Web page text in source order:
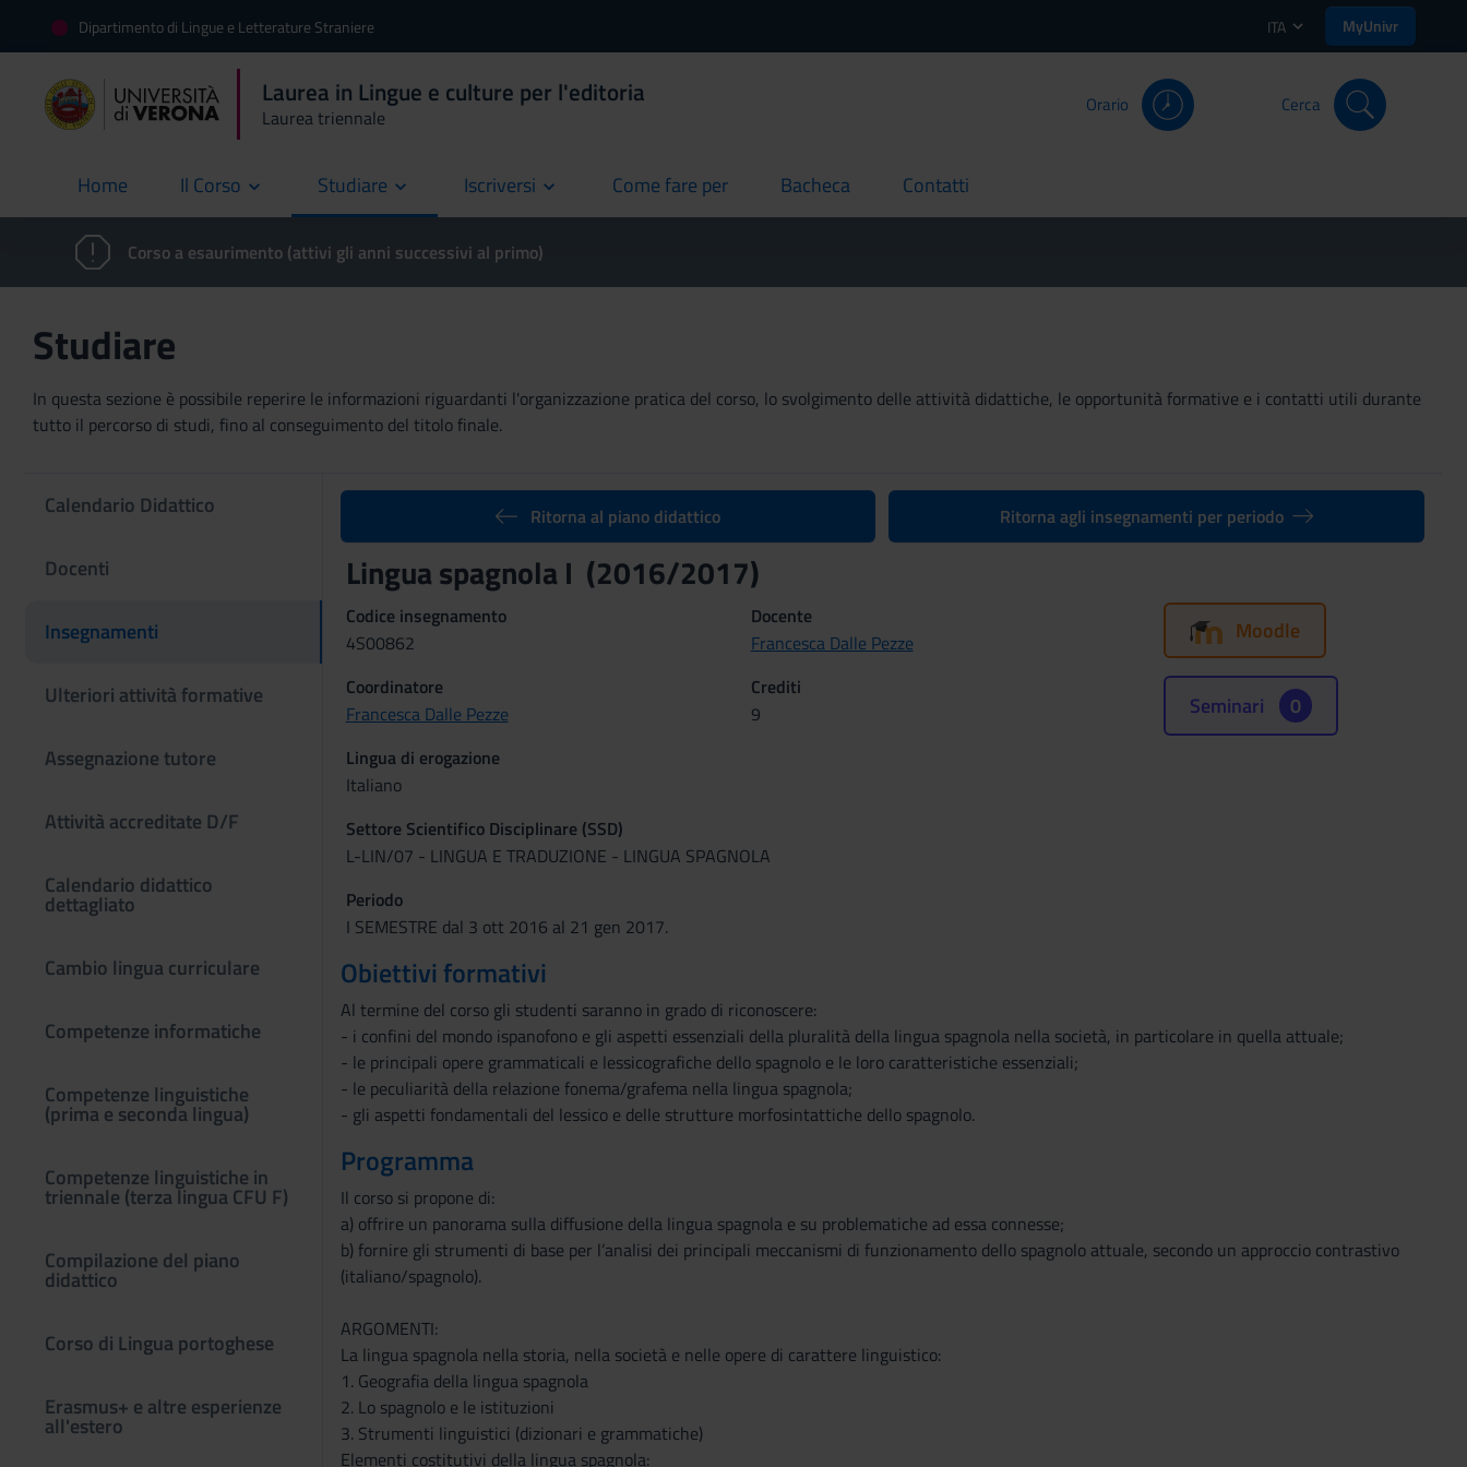
Dipartimento di Lingue e Letterature Straniere ITA MyUnivr
Laurea in Lingue e culture per l'editoria
Laurea triennale
Orario Cerca
Home
current Il Corso Studiare Iscriversi Come fare per
current Bacheca
current Contatti
current
Corso a esaurimento (attivi gli anni successivi al primo)
Studiare
In questa sezione è possibile reperire le informazioni riguardanti l'organizzazione pratica del corso, lo svolgimento delle attività didattiche, le opportunità formative e i contatti utili durante
tutto il percorso di studi, fino al conseguimento del titolo finale.
Calendario Didattico
Docenti
Insegnamenti
Ulteriori attività formative
Assegnazione tutore
Attività accreditate D/F
Calendario didattico
dettagliato
Cambio lingua curriculare
Competenze informatiche
Competenze linguistiche
(prima e seconda lingua)
Competenze linguistiche in
triennale (terza lingua CFU F)
Compilazione del piano
didattico
Corso di Lingua portoghese
Erasmus+ e altre esperienze
all'estero
Ritorna al piano didattico Ritorna agli insegnamenti per periodo
Lingua spagnola I (2016/2017)
Codice insegnamento
4S00862
Docente
Francesca Dalle Pezze
Coordinatore
Francesca Dalle Pezze
Crediti
9
Lingua di erogazione
Italiano
Settore Scientifico Disciplinare (SSD)
L-LIN/07 - LINGUA E TRADUZIONE - LINGUA SPAGNOLA
Periodo
I SEMESTRE dal 3 ott 2016 al 21 gen 2017.
Moodle
Seminari 0
Obiettivi formativi
Al termine del corso gli studenti saranno in grado di riconoscere:
- i confini del mondo ispanofono e gli aspetti essenziali della pluralità della lingua spagnola nella società, in particolare in quella attuale;
- le principali opere grammaticali e lessicografiche dello spagnolo e le loro caratteristiche essenziali;
- le peculiarità della relazione fonema/grafema nella lingua spagnola;
- gli aspetti fondamentali del lessico e delle strutture morfosintattiche dello spagnolo.
Programma
Il corso si propone di:
a) offrire un panorama sulla diffusione della lingua spagnola e su problematiche ad essa connesse;
b) fornire gli strumenti di base per l’analisi dei principali meccanismi di funzionamento dello spagnolo attuale, secondo un approccio contrastivo
(italiano/spagnolo).
ARGOMENTI:
La lingua spagnola nella storia, nella società e nelle opere di carattere linguistico:
1. Geografia della lingua spagnola
2. Lo spagnolo e le istituzioni
3. Strumenti linguistici (dizionari e grammatiche)
Elementi costitutivi della lingua spagnola: